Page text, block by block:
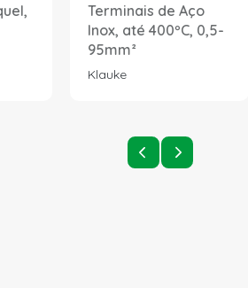
Terminais de Aço
Inox, até 400ºC, 0,5-
95mm²
Klauke